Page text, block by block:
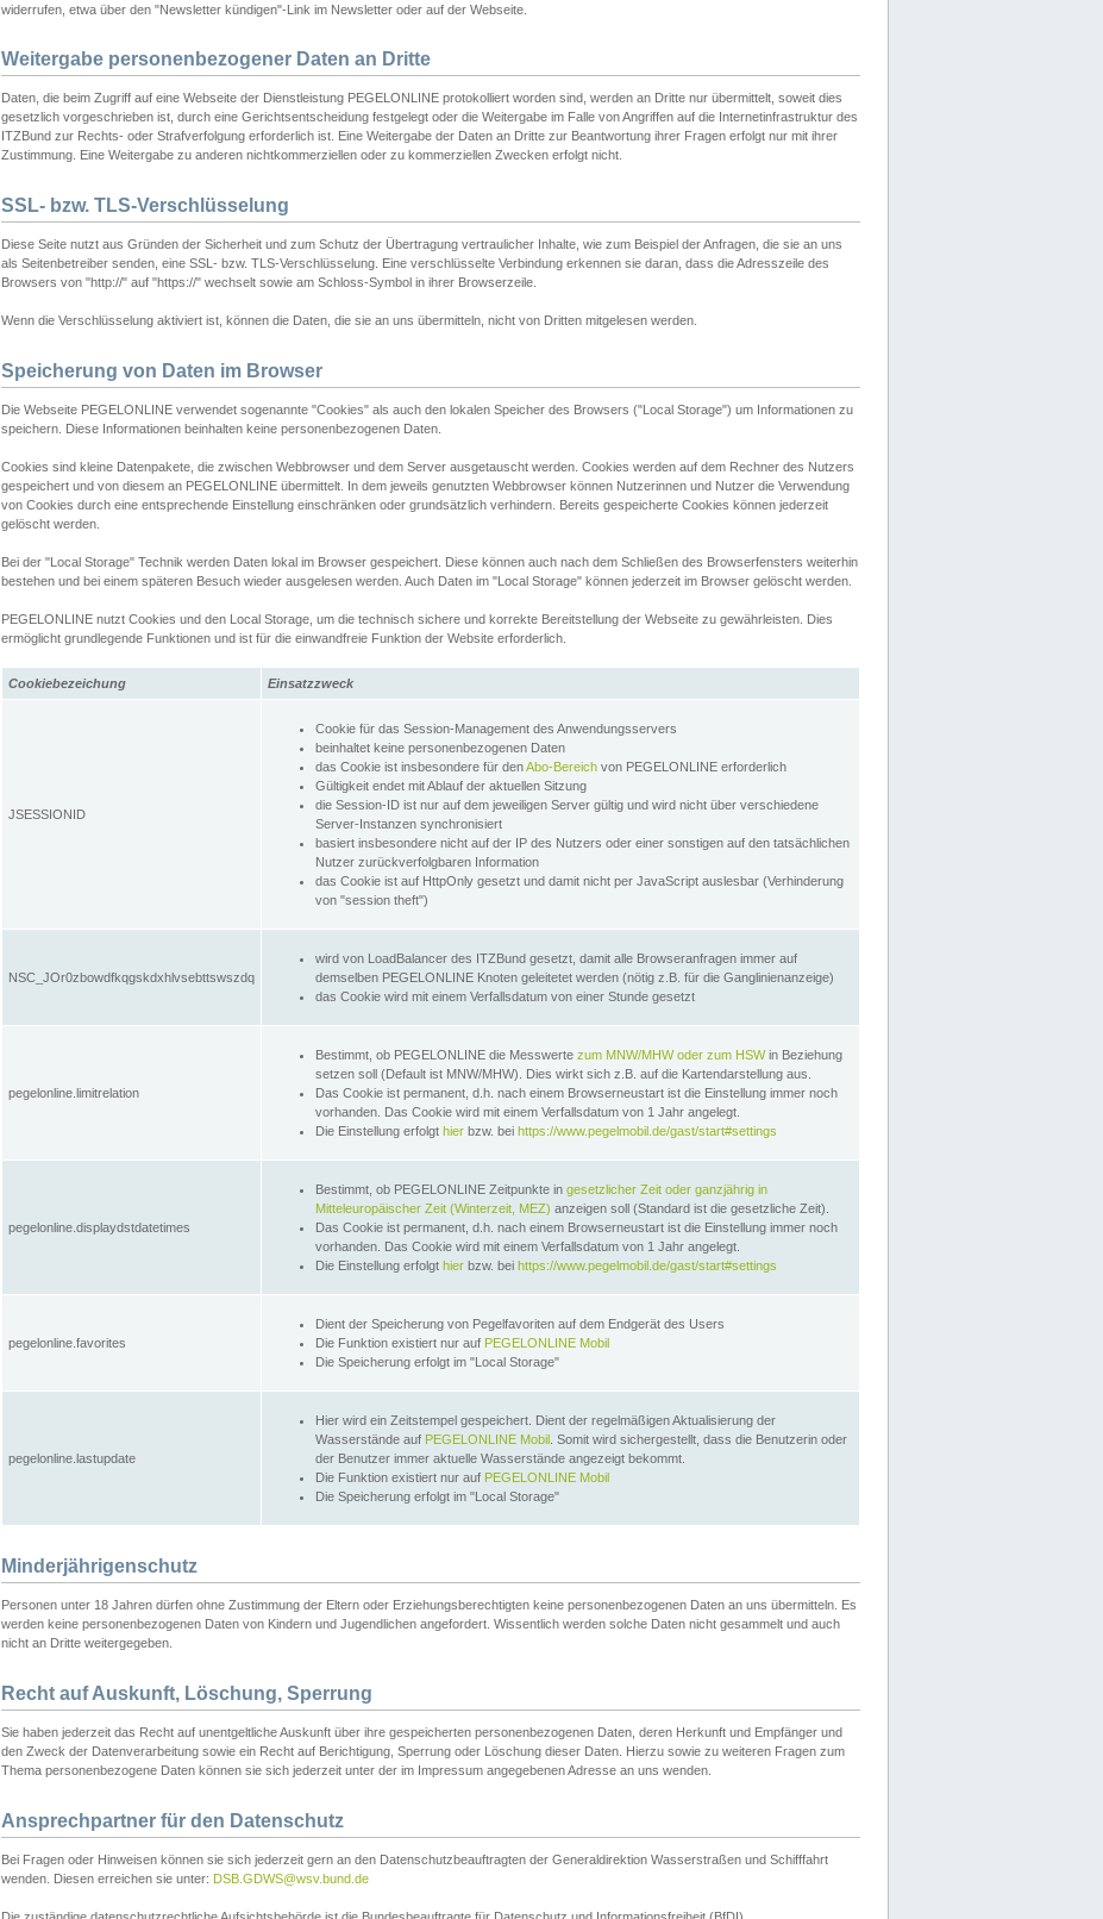
widerrufen, etwa über den "Newsletter kündigen"-Link im Newsletter oder auf der Webseite.
Weitergabe personenbezogener Daten an Dritte
Daten, die beim Zugriff auf eine Webseite der Dienstleistung PEGELONLINE protokolliert worden sind, werden an Dritte nur übermittelt, soweit dies
gesetzlich vorgeschrieben ist, durch eine Gerichtsentscheidung festgelegt oder die Weitergabe im Falle von Angriffen auf die Internetinfrastruktur des
ITZBund zur Rechts- oder Strafverfolgung erforderlich ist. Eine Weitergabe der Daten an Dritte zur Beantwortung ihrer Fragen erfolgt nur mit ihrer
Zustimmung. Eine Weitergabe zu anderen nichtkommerziellen oder zu kommerziellen Zwecken erfolgt nicht.
SSL- bzw. TLS-Verschlüsselung
Diese Seite nutzt aus Gründen der Sicherheit und zum Schutz der Übertragung vertraulicher Inhalte, wie zum Beispiel der Anfragen, die sie an uns
als Seitenbetreiber senden, eine SSL- bzw. TLS-Verschlüsselung. Eine verschlüsselte Verbindung erkennen sie daran, dass die Adresszeile des
Browsers von "http://" auf "https://" wechselt sowie am Schloss-Symbol in ihrer Browserzeile.
Wenn die Verschlüsselung aktiviert ist, können die Daten, die sie an uns übermitteln, nicht von Dritten mitgelesen werden.
Speicherung von Daten im Browser
Die Webseite PEGELONLINE verwendet sogenannte "Cookies" als auch den lokalen Speicher des Browsers ("Local Storage") um Informationen zu
speichern. Diese Informationen beinhalten keine personenbezogenen Daten.
Cookies sind kleine Datenpakete, die zwischen Webbrowser und dem Server ausgetauscht werden. Cookies werden auf dem Rechner des Nutzers
gespeichert und von diesem an PEGELONLINE übermittelt. In dem jeweils genutzten Webbrowser können Nutzerinnen und Nutzer die Verwendung
von Cookies durch eine entsprechende Einstellung einschränken oder grundsätzlich verhindern. Bereits gespeicherte Cookies können jederzeit
gelöscht werden.
Bei der "Local Storage" Technik werden Daten lokal im Browser gespeichert. Diese können auch nach dem Schließen des Browserfensters weiterhin
bestehen und bei einem späteren Besuch wieder ausgelesen werden. Auch Daten im "Local Storage" können jederzeit im Browser gelöscht werden.
PEGELONLINE nutzt Cookies und den Local Storage, um die technisch sichere und korrekte Bereitstellung der Webseite zu gewährleisten. Dies
ermöglicht grundlegende Funktionen und ist für die einwandfreie Funktion der Website erforderlich.
Cookiebezeichung Einsatzzweck
JSESSIONID
Cookie für das Session-Management des Anwendungsservers
beinhaltet keine personenbezogenen Daten
das Cookie ist insbesondere für denAbo-Bereich von PEGELONLINE erforderlich
Gültigkeit endet mit Ablauf der aktuellen Sitzung
die Session-ID ist nur auf dem jeweiligen Server gültig und wird nicht über verschiedene
Server-Instanzen synchronisiert
basiert insbesondere nicht auf der IP des Nutzers oder einer sonstigen auf den tatsächlichen
Nutzer zurückverfolgbaren Information
das Cookie ist auf HttpOnly gesetzt und damit nicht per JavaScript auslesbar (Verhinderung
von "session theft")
NSC_JOr0zbowdfkqgskdxhlvsebttswszdq
wird von LoadBalancer des ITZBund gesetzt, damit alle Browseranfragen immer auf
demselben PEGELONLINE Knoten geleitetet werden (nötig z.B. für die Ganglinienanzeige)
das Cookie wird mit einem Verfallsdatum von einer Stunde gesetzt
pegelonline.limitrelation
Bestimmt, ob PEGELONLINE die Messwerte zum MNW/MHW oder zum HSWin Beziehung
setzen soll (Default ist MNW/MHW). Dies wirkt sich z.B. auf die Kartendarstellung aus.
Das Cookie ist permanent, d.h. nach einem Browserneustart ist die Einstellung immer noch
vorhanden. Das Cookie wird mit einem Verfallsdatum von 1 Jahr angelegt.
Die Einstellung erfolgt hier bzw. bei https://www.pegelmobil.de/gast/start#settings
pegelonline.displaydstdatetimes
Bestimmt, ob PEGELONLINE Zeitpunkte in gesetzlicher Zeit oder ganzjährig in
Mitteleuropäischer Zeit (Winterzeit, MEZ) anzeigen soll (Standard ist die gesetzliche Zeit).
Das Cookie ist permanent, d.h. nach einem Browserneustart ist die Einstellung immer noch
vorhanden. Das Cookie wird mit einem Verfallsdatum von 1 Jahr angelegt.
Die Einstellung erfolgt hier bzw. bei https://www.pegelmobil.de/gast/start#settings
pegelonline.favorites
Dient der Speicherung von Pegelfavoriten auf dem Endgerät des Users
Die Funktion existiert nur auf PEGELONLINE Mobil
Die Speicherung erfolgt im "Local Storage"
pegelonline.lastupdate
Hier wird ein Zeitstempel gespeichert. Dient der regelmäßigen Aktualisierung der
Wasserstände auf PEGELONLINE Mobil . Somit wird sichergestellt, dass die Benutzerin oder
der Benutzer immer aktuelle Wasserstände angezeigt bekommt.
Die Funktion existiert nur auf PEGELONLINE Mobil
Die Speicherung erfolgt im "Local Storage"
Minderjährigenschutz
Personen unter 18 Jahren dürfen ohne Zustimmung der Eltern oder Erziehungsberechtigten keine personenbezogenen Daten an uns übermitteln. Es
werden keine personenbezogenen Daten von Kindern und Jugendlichen angefordert. Wissentlich werden solche Daten nicht gesammelt und auch
nicht an Dritte weitergegeben.
Recht auf Auskunft, Löschung, Sperrung
Sie haben jederzeit das Recht auf unentgeltliche Auskunft über ihre gespeicherten personenbezogenen Daten, deren Herkunft und Empfänger und
den Zweck der Datenverarbeitung sowie ein Recht auf Berichtigung, Sperrung oder Löschung dieser Daten. Hierzu sowie zu weiteren Fragen zum
Thema personenbezogene Daten können sie sich jederzeit unter der im Impressum angegebenen Adresse an uns wenden.
Ansprechpartner für den Datenschutz
Bei Fragen oder Hinweisen können sie sich jederzeit gern an den Datenschutzbeauftragten der Generaldirektion Wasserstraßen und Schifffahrt
wenden. Diesen erreichen sie unter: DSB.GDWS@wsv.bund.de